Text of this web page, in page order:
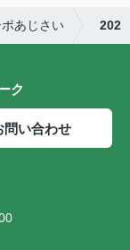
ポあじさい 202
ク
問い合わせ